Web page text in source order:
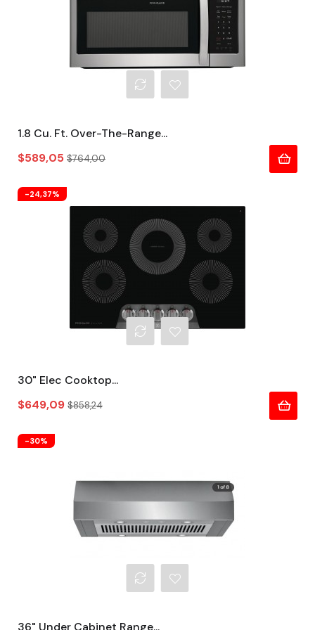
1.8 Cu. Ft. Over-The-Range...
Precio
$589,05Precio
regular
$764,00
-24,37%
30" Elec Cooktop...
Precio
$649,09Precio
regular
$858,24
-30%
36" Under Cabinet Range...